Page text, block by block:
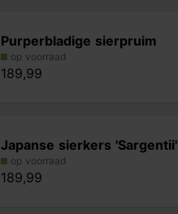
Purperbladige sierpruim
op voorraad
189,99
Japanse sierkers 'Sargentii'
op voorraad
189,99